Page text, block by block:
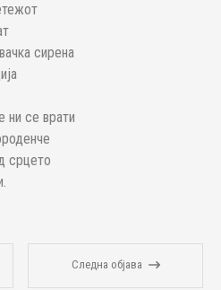
сирена
ни се врати
срцето
Следна објава